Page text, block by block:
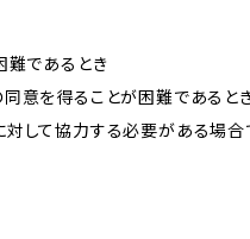
難であるとき
意を得ることが困難であると
して協力する必要がある場合